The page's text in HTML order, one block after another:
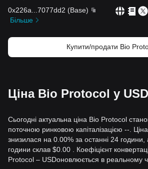
DeSci, де капітал переміщується від
орієнтованих на залізо, до програмного
для BIO.
Торгові сигнали
Потенційна зона покупки
сформувати короткострокову
• Якщо ціна Bio Protocol проб'є рівень
може підтвердити новий тренд
серйозної перешкоди.
Сценарій ризику
• Якщо ціна Bio Protocol впаде нижче
увійти в глибшу фазу корекції,
мінімуми.
0x226a
7077dd2 (Base)
Більше
Купити/продати Bio
Ціна Bio Protocol у
Сьогодні актуальна ціна Bio Protocol
поточною ринковою капіталізацією --.
знизилася на 0.00% за останні 24 години,
години склав $0.00 . Коефіцієнт
Protocol – USDоновлюється в реальному